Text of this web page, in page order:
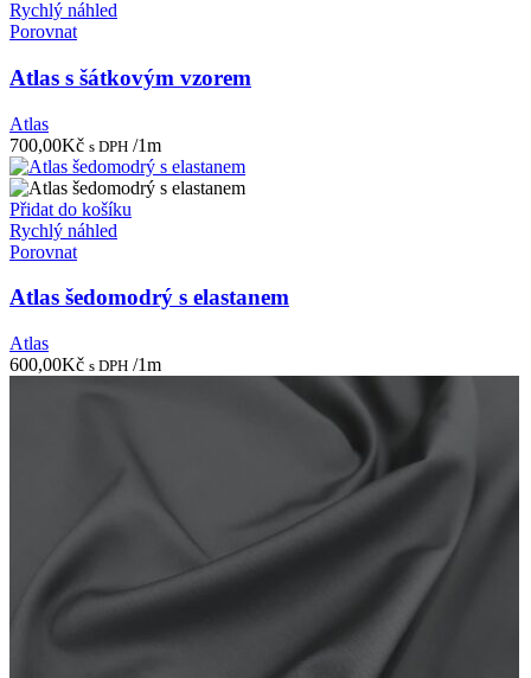
Rychlý náhled
Porovnat
Atlas s šátkovým vzorem
Atlas
700,00Kč s DPH /1m
Přidat do košíku
Rychlý náhled
Porovnat
Atlas šedomodrý s elastanem
Atlas
600,00Kč s DPH /1m